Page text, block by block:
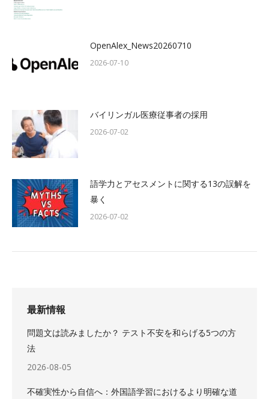
OpenAlex_News20260710
2026-07-10
バイリンガル医療従事者の採用
2026-07-02
語学力とアセスメントに関する13の誤解を
暴く
2026-07-02
最新情報
問題文は読みましたか？ テスト不安を和らげる5つの方
法
2026-08-05
不確実性から自信へ：外国語学習におけるより明確な道